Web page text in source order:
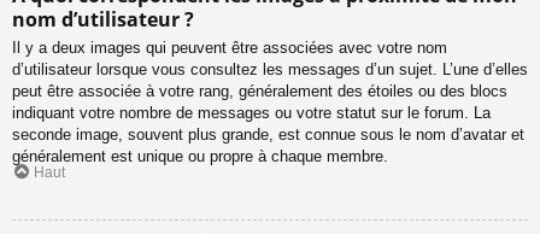
nom d’utilisateur ?
Il y a deux images qui peuvent être associées avec votre nom
d’utilisateur lorsque vous consultez les messages d’un sujet. L’une d’elles
peut être associée à votre rang, généralement des étoiles ou des blocs
indiquant votre nombre de messages ou votre statut sur le forum. La
seconde image, souvent plus grande, est connue sous le nom d’avatar et
généralement est unique ou propre à chaque membre.
Haut